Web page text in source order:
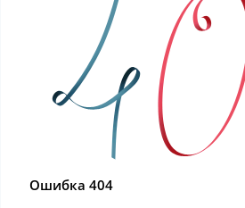
Ошибка 404